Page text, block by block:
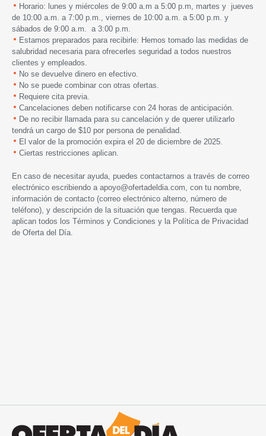
Horario: lunes y miércoles de 9:00 a.m a 5:00 p.m, martes y jueves
de 10:00 a.m. a 7:00 p.m., viernes de 10:00 a.m. a 5:00 p.m. y
sábados de 9:00 a.m. a 3:00 p.m.
Estamos preparados para recibirle: Hemos tomado las medidas de
salubridad necesaria para ofrecerles seguridad a todos nuestros
clientes y empleados.
No se devuelve dinero en efectivo.
No se puede combinar con otras ofertas.
Requiere cita previa.
Cancelaciones deben notificarse con 24 horas de anticipación.
De no recibir llamada para su cancelación y de querer utilizarlo
tendrá un cargo de $10 por persona de penalidad.
El valor de la promoción expira el 20 de diciembre de 2025.
Ciertas restricciones aplican.
En caso de necesitar ayuda, puedes contactarnos a través de correo
electrónico escribiendo a apoyo@ofertadeldia.com , con tu nombre,
información de contacto (correo electrónico alterno, número de
teléfono), y descripción de la situación que tengas. Recuerda que
aplican todos los Términos y Condiciones y la Política de Privacidad
de Oferta del Día.